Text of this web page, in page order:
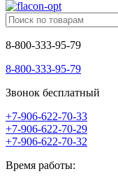
8-800-333-95-79
8-800-333-95-79
Звонок бесплатный
+7-906-622-70-33
+7-906-622-70-29
+7-906-622-70-32
Время работы: